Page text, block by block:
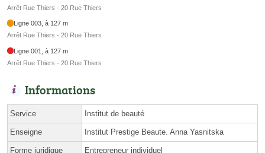
Arrêt Rue Thiers - 20 Rue Thiers
Ligne 003, à 127 m
Arrêt Rue Thiers - 20 Rue Thiers
Ligne 001, à 127 m
Arrêt Rue Thiers - 20 Rue Thiers
Informations
Service Institut de beauté
Enseigne Institut Prestige Beaute. Anna Yasnitska
Forme juridique Entrepreneur individuel